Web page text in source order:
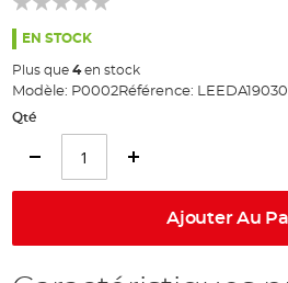
the
gallery
EN STOCK
Plus que4en stock
Modèle: P0002Référence:
Qté
Ajouter Au